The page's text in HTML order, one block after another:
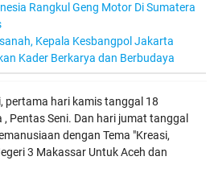
Rangkul Geng Motor Di Sumatera
Kepala Kesbangpol Jakarta
Kader Berkarya dan Berbudaya
pertama hari kamis tanggal 18
Pentas Seni. Dan hari jumat tanggal
dengan Tema "Kreasi,
3 Makassar Untuk Aceh dan